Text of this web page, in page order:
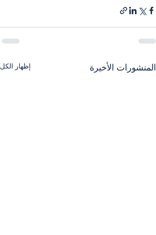
المنشورات الأخيرة إظهار الكل